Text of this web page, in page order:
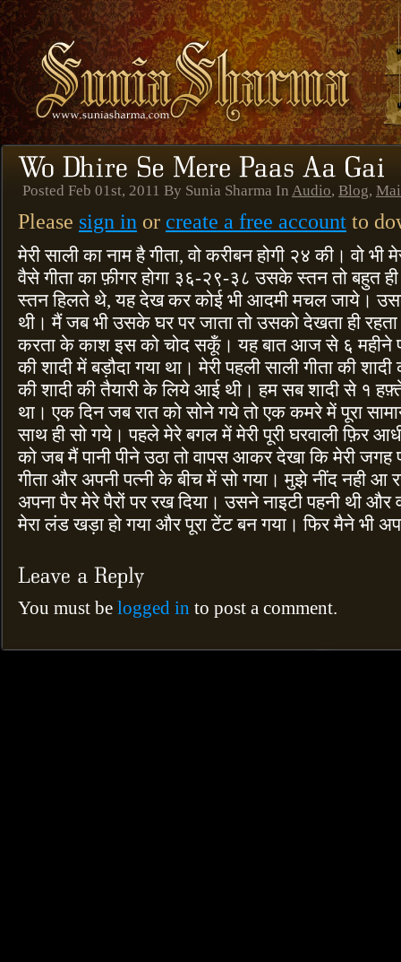
Posted Feb 01st, 2011 By Sunia Sharma In Audio, Blog,
Please sign in or create a free account to
मेरी साली का नाम है गीता, वो करीबन होगी २४ की। वो भी
वैसे गीता का फ़ीगर होगा ३६-२९-३८ उसके स्तन तो बहुत
स्तन हिलते थे, यह देख कर कोई भी आदमी मचल जाये।
थी। मैं जब भी उसके घर पर जाता तो उसको देखता ही
करता के काश इस को चोद सकूँ। यह बात आज से ६ महीने
की शादी में बड़ौदा गया था। मेरी पहली साली गीता की
की शादी की तैयारी के लिये आई थी। हम सब शादी से १
था। एक दिन जब रात को सोने गये तो एक कमरे में पूरा
साथ ही सो गये। पहले मेरे बगल में मेरी पूरी घरवाली फ़िर आधी
को जब मैं पानी पीने उठा तो वापस आकर देखा कि मेरी जगह
गीता और अपनी पत्नी के बीच में सो गया। मुझे नींद नही आ
अपना पैर मेरे पैरों पर रख दिया। उसने नाइटी पहनी थी
मेरा लंड खड़ा हो गया और पूरा टेंट बन गया। फिर मैने भी
You must be logged in to post a comment.